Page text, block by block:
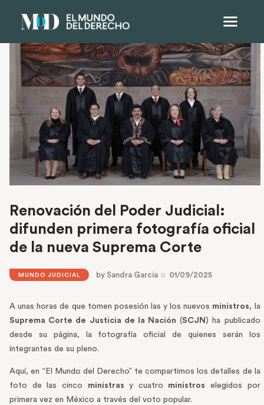
Renovación del Poder Judicial:
difunden primera fotografía oficial
de la nueva Suprema Corte
MUNDO JUDICIAL bySandra García 01/09/2025
A unas horas de que tomen posesión las y los nuevos ministros, la
Suprema Corte de Justicia de la Nación (SCJN ) ha publicado
desde su página, la fotografía oficial de quienes serán los
integrantes de su pleno.
Aquí, en “El Mundo del Derecho” te compartimos los detalles de la
foto de las cinco
ministras y cuatro ministros elegidos por
primera vez en México a través del voto popular.